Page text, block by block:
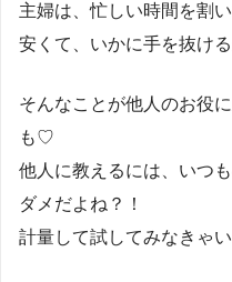
主婦は、忙しい時間を割
安くて、いかに手を抜け
そんなことが他人のお役
も♡
他人に教えるには、いつ
ダメだよね？！
計量して試してみなきゃ